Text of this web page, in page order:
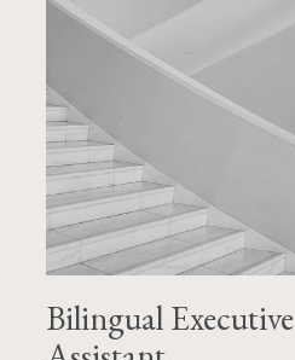
Bilingual Executive